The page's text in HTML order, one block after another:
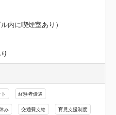
内に喫煙室あり）
経験者優遇
み 交通費支給 育児支援制度